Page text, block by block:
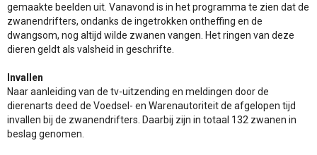
gemaakte beelden uit. Vanavond is in het programma te zien dat de
zwanendrifters, ondanks de ingetrokken ontheffing en de
dwangsom, nog altijd wilde zwanen vangen. Het ringen van deze
dieren geldt als valsheid in geschrifte.
Invallen
Naar aanleiding van de tv-uitzending en meldingen door de
dierenarts deed de Voedsel- en Warenautoriteit de afgelopen tijd
invallen bij de zwanendrifters. Daarbij zijn in totaal 132 zwanen in
beslag genomen.